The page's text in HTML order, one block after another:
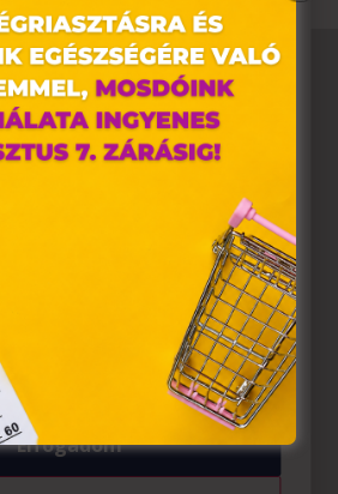
kat (továbbiakban „süti")
fájlok, melyek információt
Ehhez az Ön
hírközlésről szóló 2003. évi C.
kereskedelmi szolgáltatások, az
összefüggő szolgáltatások
2001. évi CVIII. törvény, valamint
megfelelően használjuk.
az Európai Unió országain
használatához, és ezeknek a
vagy egyéb eszközén történő
hozzájárulását kell kérniük.
Elfogadom